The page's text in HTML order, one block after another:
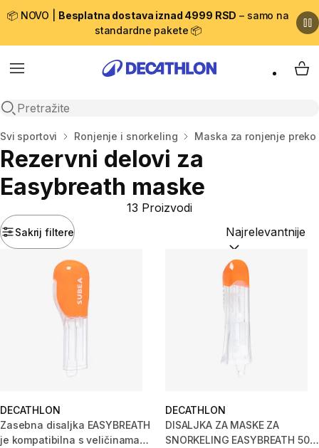
📦 NOVO | Besplatna dostava iznad 4999 RSD – samo na
standardne pakete 📦
Menu
Open search
My
Početna stranica
Svi sportovi Ronjenje i snorkeling Maska za ronjenje
Rezervni delovi za
Easybreath maske
Sakrij filtere
13 Proizvodi
Sortiraj po:
DECATHLON
Zasebna disaljka EASYBREATH
je kompatibilna s veličinama
DECATHLON
DISALJKA ZA MASKE ZA
SNORKELING EASYBREATH 500